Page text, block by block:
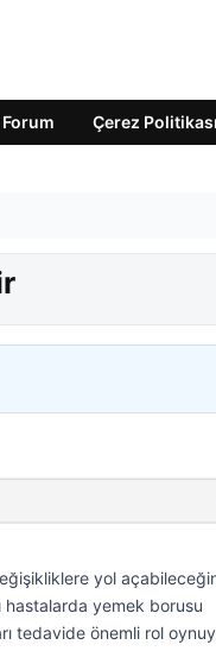
Forum Çerez Politikası
yol
hastalarda yemek borusu
tedavide önemli rol